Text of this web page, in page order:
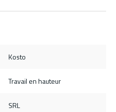
Kosto
Travail en hauteur
SRL